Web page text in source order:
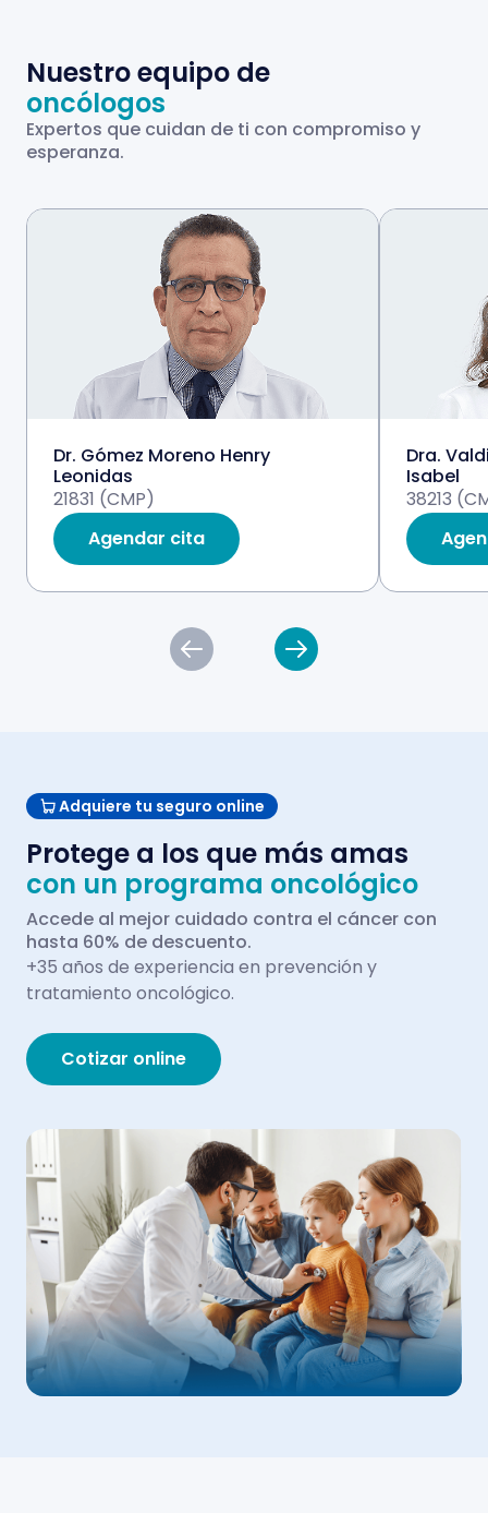
Nuestro equipo de
oncólogos
Expertos que cuidan de ti con compromiso y
esperanza.
Dr. Gómez Moreno Henry
Leonidas
21831 (CMP)
Agendar cita
Dra.
Isabel
38213
Adquiere tu seguro online
Protege a los que más amas
con un programa oncológico
Accede al mejor cuidado contra el cáncer con
hasta 60% de descuento.
+35 años de experiencia en prevención y
tratamiento oncológico.
Cotizar online